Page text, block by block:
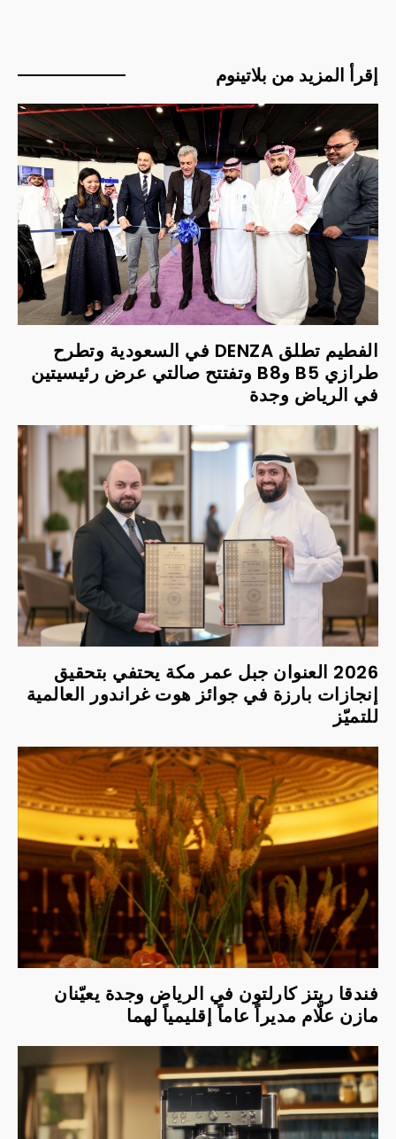
إقرأ المزيد من بلاتينوم
الفطيم تطلق DENZA في السعودية وتطرح
طرازي B5 وB8 وتفتتح صالتي عرض رئيسيتين
في الرياض وجدة
2026 العنوان جبل عمر مكة يحتفي بتحقيق
إنجازات بارزة في جوائز هوت غراندور العالمية
للتميّز
فندقا ريتز كارلتون في الرياض وجدة يعيّنان
مازن علّام مديراً عاماً إقليمياً لهما